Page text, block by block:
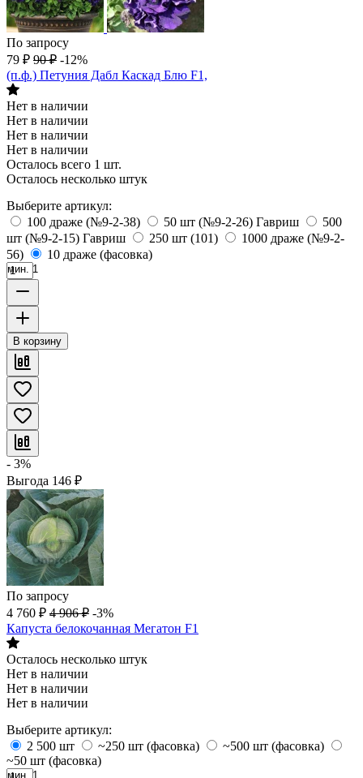
По запросу
79 ₽ 90 ₽ -12%
(п.ф.) Петуния Дабл Каскад Блю F1,
Нет в наличии
Нет в наличии
Нет в наличии
Нет в наличии
Осталось всего 1 шт.
Осталось несколько штук
Выберите артикул:
100 драже (№9-2-38)
50 шт (№9-2-26) Гавриш
500
шт (№9-2-15) Гавриш
250 шт (101)
1000 драже (№9-2-
56)
10 драже (фасовка)
мин. 1
В корзину
- 3%
Выгода 146 ₽
По запросу
4 760 ₽ 4 906 ₽ -3%
Капуста белокочанная Мегатон F1
Осталось несколько штук
Нет в наличии
Нет в наличии
Нет в наличии
Выберите артикул:
2 500 шт
~250 шт (фасовка)
~500 шт (фасовка)
~50 шт (фасовка)
мин. 1